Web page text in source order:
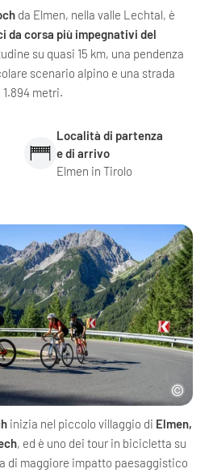
da Elmen, nella valle Lechtal, è
da corsa più impegnativi del
su quasi 15 km, una pendenza
scenario alpino e una strada
metri.
Località di partenza
e di arrivo
Elmen in Tirolo
inizia nel piccolo villaggio di Elmen,
, ed è uno dei tour in bicicletta su
di maggiore impatto paesaggistico